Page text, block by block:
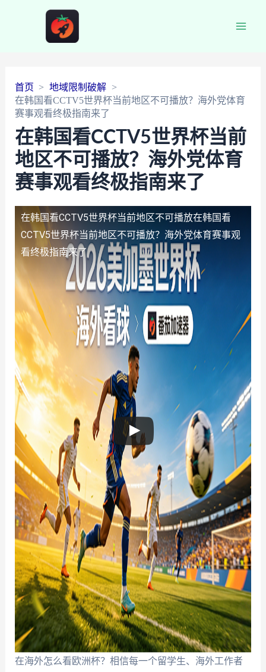
首页
地域限制破解
在韩国看CCTV5世界杯当前地区不可播放？海外党体育
赛事观看终极指南来了
在韩国看CCTV5世界杯当前
地区不可播放？海外党体育
赛事观看终极指南来了
在韩国看CCTV5世界杯当前地区不可播放在韩国看
CCTV5世界杯当前地区不可播放？海外党体育赛事观
看终极指南来了
在海外怎么看欧洲杯？相信每一个留学生、海外工作者